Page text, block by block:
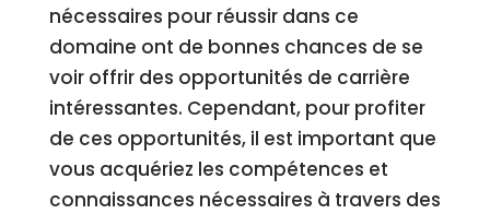
nécessaires pour réussir dans ce
domaine ont de bonnes chances de se
voir offrir des opportunités de carrière
intéressantes. Cependant, pour profiter
de ces opportunités, il est important que
vous acquériez les compétences et
connaissances nécessaires à travers des